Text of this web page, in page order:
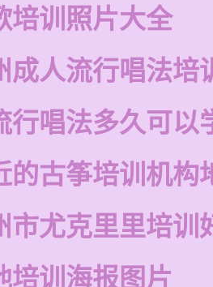
培训照片大全
成人流行唱法培
行唱法多久可以
的古筝培训机构
市尤克里里培训
培训海报图片